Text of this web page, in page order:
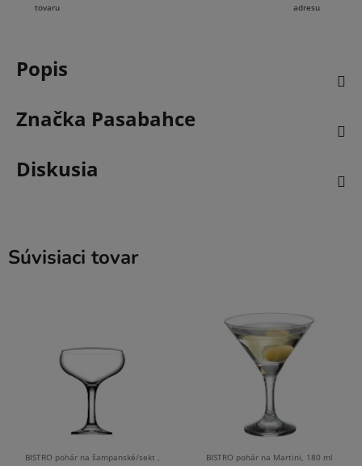
tovaru
adresu
Popis
Značka Pasabahce
Diskusia
Súvisiaci tovar
BISTRO pohár na šampanské/sekt ,
BISTRO pohár na Martini, 180 ml